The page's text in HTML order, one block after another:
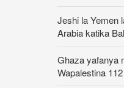
Jeshi la Yemen
Arabia katika
Ghaza yafanya
Wapalestina